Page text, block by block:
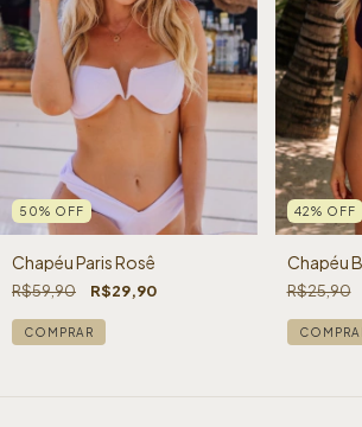
50% OFF
Chapéu Paris Rosê
R$59,90 R$29,90
42% OFF
Chapéu
R$25,90